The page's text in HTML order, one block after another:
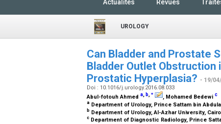
Actualités Revues
UROLOGY
Can Bladder and Prostate
Bladder Outlet
Prostatic Hyperplasia? - 19/
Doi : 10.1016/j.urology.2016.08.033
Abul-fotouh Ahmed a, b, * , Mohamed Bedewi c
a Department of Urology, Prince Sattam bin
b Department of Urology, Al-Azhar University,
c Department of Diagnostic Radiology, Prince